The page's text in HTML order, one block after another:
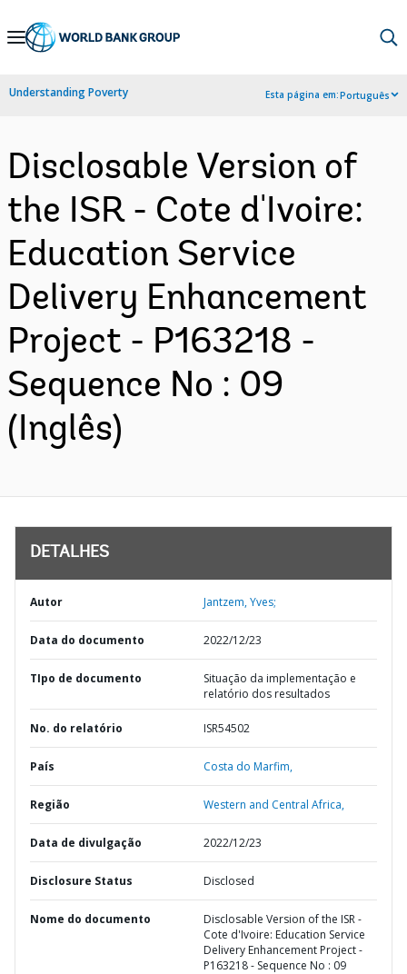
Skip
Navigation
Understanding Poverty Esta página em:Português
Disclosable Version of
the ISR - Cote d'Ivoire:
Education Service
Delivery Enhancement
Project - P163218 -
Sequence No : 09
(Inglês)
DETALHES
Autor Jantzem, Yves;
Data do documento 2022/12/23
TIpo de documento
Situação da implementação e
relatório dos resultados
No. do relatório ISR54502
País Costa do Marfim,
Região Western and Central Africa,
Data de divulgação 2022/12/23
Disclosure Status Disclosed
Nome do documento
Disclosable Version of the ISR -
Cote d'Ivoire: Education Service
Delivery Enhancement Project -
P163218 - Sequence No : 09